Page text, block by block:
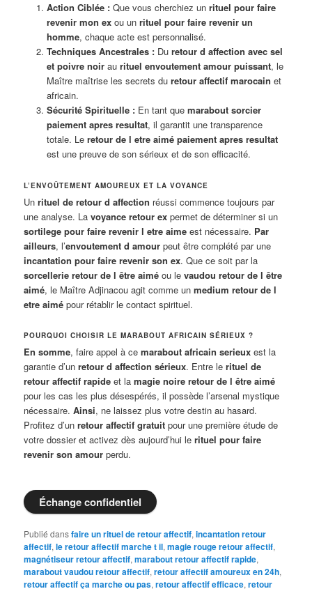
Action Ciblée :Que vous cherchiez un rituel pour faire
revenir mon exou un rituel pour faire revenir un
homme, chaque acte est personnalisé.
Techniques Ancestrales :Du retour d affection avec sel
et poivre noirau rituel envoutement amour puissant, le
Maître maîtrise les secrets du retour affectif marocain et
africain.
Sécurité Spirituelle :En tant que marabout sorcier
paiement apres resultat, il garantit une transparence
totale. Le retour de l etre aimé paiement apres resultat
est une preuve de son sérieux et de son efficacité.
L’ENVOÛTEMENT AMOUREUX ET LA VOYANCE
Unrituel de retour d affection réussi commence toujours par
une analyse. Lavoyance retour ex permet de déterminer si un
sortilege pour faire revenir l etre aime est nécessaire. Par
ailleurs, l’envoutement d amour peut être complété par une
incantation pour faire revenir son ex. Que ce soit par la
sorcellerie retour de l être aimé ou levaudou retour de l être
aimé, le Maître Adjinacou agit comme unmedium retour de l
etre aimé pour rétablir le contact spirituel.
POURQUOI CHOISIR LE MARABOUT AFRICAIN SÉRIEUX ?
En somme, faire appel à cemarabout africain serieux est la
garantie d’unretour d affection sérieux. Entre lerituel de
retour affectif rapide et lamagie noire retour de l être aimé
pour les cas les plus désespérés, il possède l’arsenal mystique
nécessaire.Ainsi, ne laissez plus votre destin au hasard.
Profitez d’unretour affectif gratuit pour une première étude de
votre dossier et activez dès aujourd’hui lerituel pour faire
revenir son amour perdu.
Échange confidentiel
Publié dansfaire un rituel de retour affectif,incantation retour
affectif,le retour affectif marche t il,magie rouge retour affectif,
magnétiseur retour affectif,marabout retour affectif rapide,
marabout vaudou retour affectif,retour affectif amoureux en 24h,
retour affectif ça marche ou pas,retour affectif efficace,retour